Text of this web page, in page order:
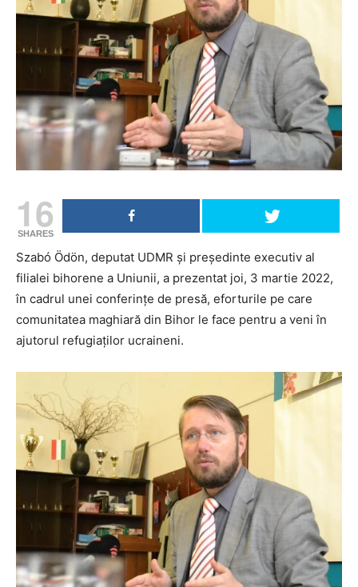
16
SHARES
Szabó Ödön, deputat UDMR și președinte executiv al
filialei bihorene a Uniunii, a prezentat joi, 3 martie 2022,
în cadrul unei conferințe de presă, eforturile pe care
comunitatea maghiară din Bihor le face pentru a veni în
ajutorul refugiaților ucraineni.